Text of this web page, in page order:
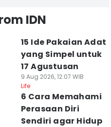
IDN
15 Ide Pakaian Adat
yang Simpel untuk
17 Agustusan
9 Aug 2026, 12:07 WIB
Life
6 Cara Memahami
Perasaan Diri
Sendiri agar Hidup